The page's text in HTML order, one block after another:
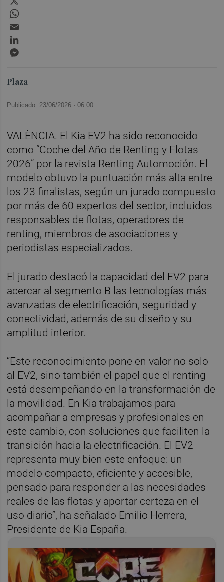
Plaza
Publicado: 23/06/2026 ·06:00
VALÈNCIA. El Kia EV2 ha sido reconocido
como “Coche del Año de Renting y Flotas
2026” por la revista Renting Automoción. El
modelo obtuvo la puntuación más alta entre
los 23 finalistas, según un jurado compuesto
por más de 60 expertos del sector, incluidos
responsables de flotas, operadores de
renting, miembros de asociaciones y
periodistas especializados.
El jurado destacó la capacidad del EV2 para
acercar al segmento B las tecnologías más
avanzadas de electrificación, seguridad y
conectividad, además de su diseño y su
amplitud interior.
“Este reconocimiento pone en valor no solo
al EV2, sino también el papel que el renting
está desempeñando en la transformación de
la movilidad. En Kia trabajamos para
acompañar a empresas y profesionales en
este cambio, con soluciones que faciliten la
transición hacia la electrificación. El EV2
representa muy bien este enfoque: un
modelo compacto, eficiente y accesible,
pensado para responder a las necesidades
reales de las flotas y aportar certeza en el
uso diario”, ha señalado Emilio Herrera,
Presidente de Kia España.